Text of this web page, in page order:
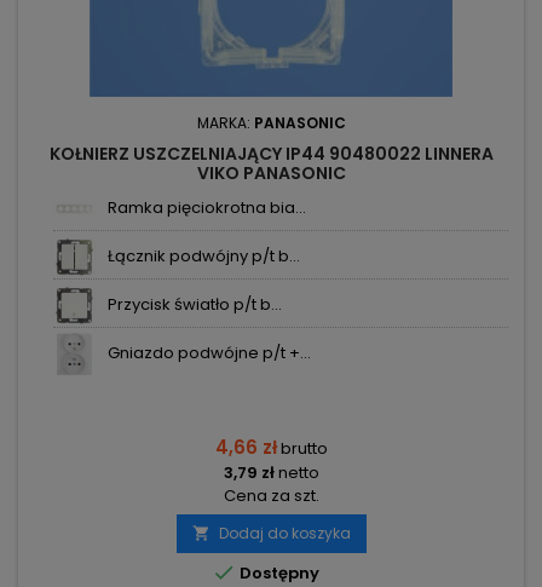
MARKA: PANASONIC
KOŁNIERZ USZCZELNIAJĄCY IP44 90480022 LINNERA
VIKO PANASONIC
Ramka pięciokrotna bia...
Łącznik podwójny p/t b...
Przycisk światło p/t b...
Gniazdo podwójne p/t +...
4,66 złbrutto
3,79 złnetto
Cena za szt.
 Dodaj do koszyka
 Dostępny